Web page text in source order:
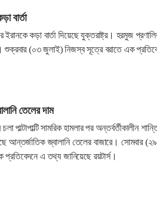
বার্তা
ইরানকে কড়া বার্তা দিয়েছে যুক্তরাষ্ট্র। হরমুজ
শুক্রবার (০৩ জুলাই) নিজস্ব সূত্রে বরাতে এক
তেলের দাম
পাল্টাপাল্টি সামরিক হামলার পর অন্তর্বর্তীকালীন
আন্তর্জাতিক জ্বালানি তেলের বাজারে। সোমবার
এ তথ্য জানিয়েছে রয়টার্স।